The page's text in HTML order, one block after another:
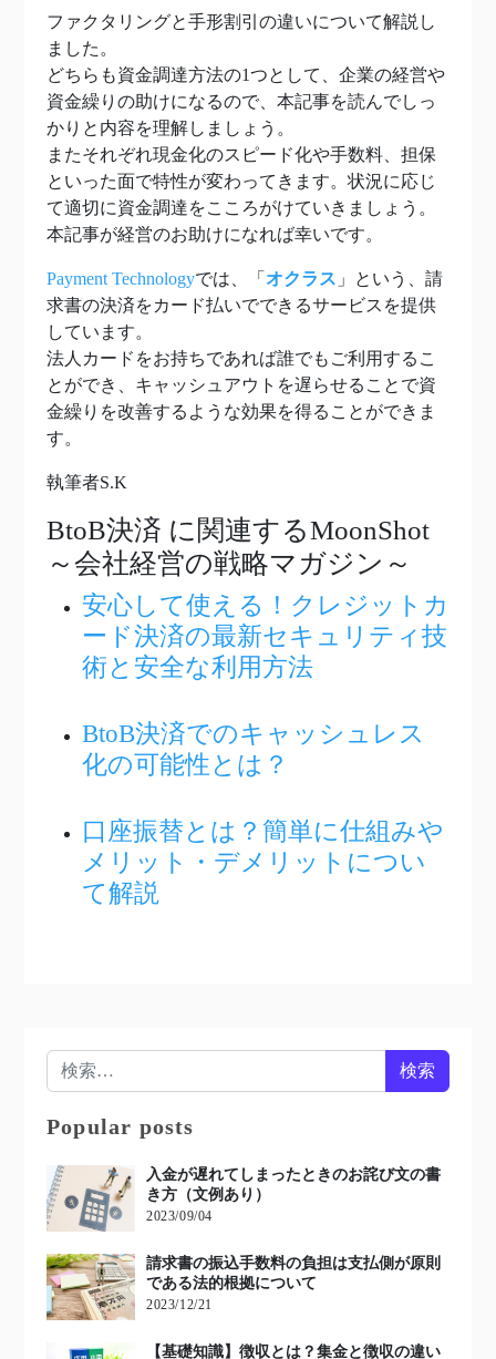
ファクタリングと手形割引の違いについて解説し
ました。
どちらも資金調達方法の1つとして、企業の経営や
資金繰りの助けになるので、本記事を読んでしっ
かりと内容を理解しましょう。
またそれぞれ現金化のスピード化や手数料、担保
といった面で特性が変わってきます。状況に応じ
て適切に資金調達をこころがけていきましょう。
本記事が経営のお助けになれば幸いです。
Payment Technologyでは、「 オクラス 」という、請
求書の決済をカード払いでできるサービスを提供
しています。
法人カードをお持ちであれば誰でもご利用するこ
とができ、キャッシュアウトを遅らせることで資
金繰りを改善するような効果を得ることができま
す。
執筆者S.K
BtoB決済 に関連するMoonShot
～会社経営の戦略マガジン～
安心して使える！クレジットカ
ード決済の最新セキュリティ技
術と安全な利用方法
BtoB決済でのキャッシュレス
化の可能性とは？
口座振替とは？簡単に仕組みや
メリット・デメリットについ
て解説
検索:
Popular posts
入金が遅れてしまったときのお詫び文の書
き方（文例あり）
2023/09/04
請求書の振込手数料の負担は支払側が原則
である法的根拠について
2023/12/21
【基礎知識】徴収とは？集金と徴収の違い